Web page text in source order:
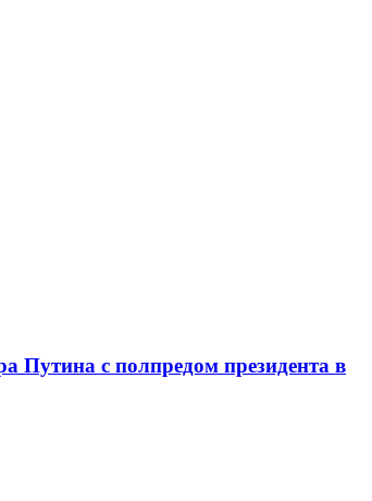
Путина с полпредом президента в